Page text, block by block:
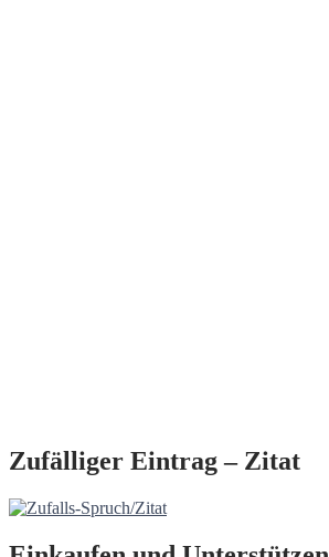
Zufälliger Eintrag – Zitat